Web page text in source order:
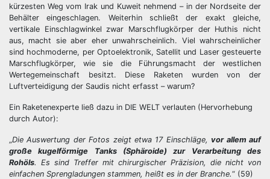
kürzesten Weg vom Irak und Kuweit nehmend – in der Nordseite der
Behälter eingeschlagen. Weiterhin schließt der exakt gleiche,
vertikale Einschlagwinkel zwar Marschflugkörper der Huthis nicht
aus, macht sie aber eher unwahrscheinlich. Viel wahrscheinlicher
sind hochmoderne, per Optoelektronik, Satellit und Laser gesteuerte
Marschflugkörper, wie sie die Führungsmacht der westlichen
Wertegemeinschaft besitzt. Diese Raketen wurden von der
Luftverteidigung der Saudis nicht erfasst – warum?
Ein Raketenexperte ließ dazu in DIE WELT verlauten (Hervorhebung
durch Autor):
„Die Auswertung der Fotos zeigt etwa 17 Einschläge,vor allem auf
große kugelförmige Tanks (Sphäroide) zur Verarbeitung des
Rohöls. Es sind Treffer mit chirurgischer Präzision, die nicht von
einfachen Sprengladungen stammen, heißt es in der Branche.“ (59)